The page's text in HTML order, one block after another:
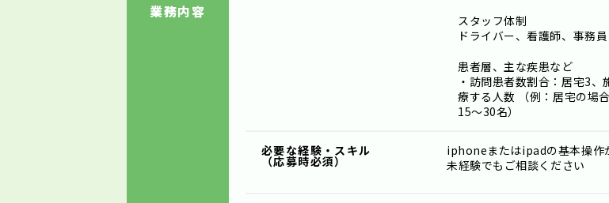
業務内容
スタッフ体制
ドライバー、看護師、事務員
患者層、主な疾患など
・訪問患者数割合：居宅3
療する人数 （例：居宅の場
15～30名）
必要な経験・スキル
（応募時必須）
iphoneまたはipadの基本操作
未経験でもご相談ください